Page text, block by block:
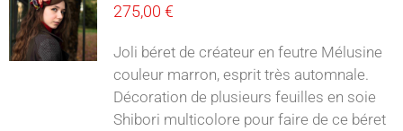
275,00 €
Joli béret de créateur en feutre Mélusine
couleur marron, esprit très automnale.
Décoration de plusieurs feuilles en soie
Shibori multicolore pour faire de ce béret